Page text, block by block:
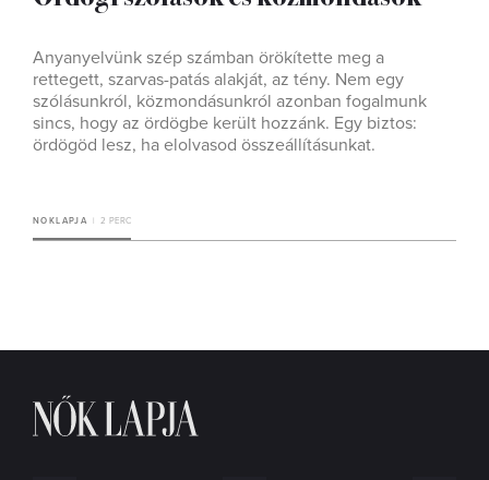
Anyanyelvünk szép számban örökítette meg a
rettegett, szarvas-patás alakját, az tény. Nem egy
szólásunkról, közmondásunkról azonban fogalmunk
sincs, hogy az ördögbe került hozzánk. Egy biztos:
ördögöd lesz, ha elolvasod összeállításunkat.
NOKLAPJA 2 PERC